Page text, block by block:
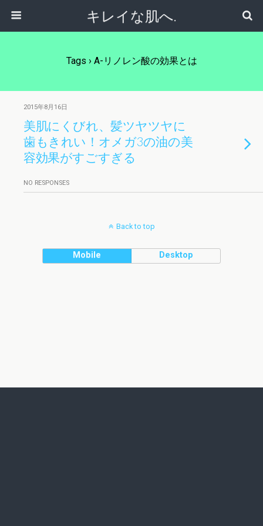
キレイな肌へ.
Tags › Α-リノレン酸の効果とは
2015年8月16日
美肌にくびれ、髪ツヤツヤに
歯もきれい！オメガ3の油の美
容効果がすごすぎる
NO RESPONSES
Back to top
Mobile Desktop